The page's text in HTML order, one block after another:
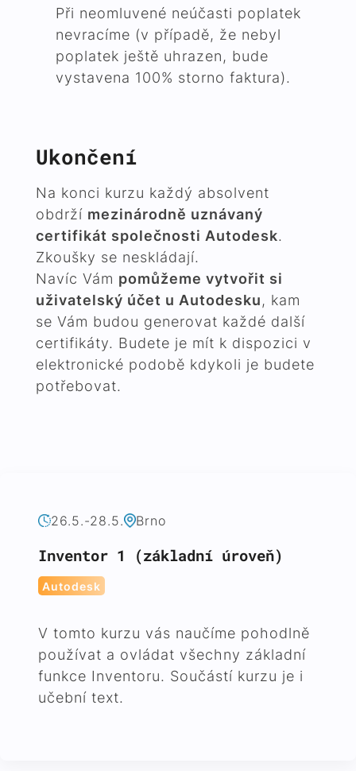
Při neomluvené neúčasti poplatek
nevracíme (v případě, že nebyl
poplatek ještě uhrazen, bude
vystavena 100% storno faktura).
Ukončení
Na konci kurzu každý absolvent
obdrží mezinárodně uznávaný
certifikát společnosti Autodesk.
Zkoušky se neskládají.
Navíc Vám pomůžeme vytvořit si
uživatelský účet u Autodesku, kam
se Vám budou generovat každé další
certifikáty. Budete je mít k dispozici v
elektronické podobě kdykoli je budete
potřebovat.
26.5.-28.5. Brno
Inventor 1 (základní úroveň)
Autodesk
V tomto kurzu vás naučíme pohodlně
používat a ovládat všechny základní
funkce Inventoru. Součástí kurzu je i
učební text.